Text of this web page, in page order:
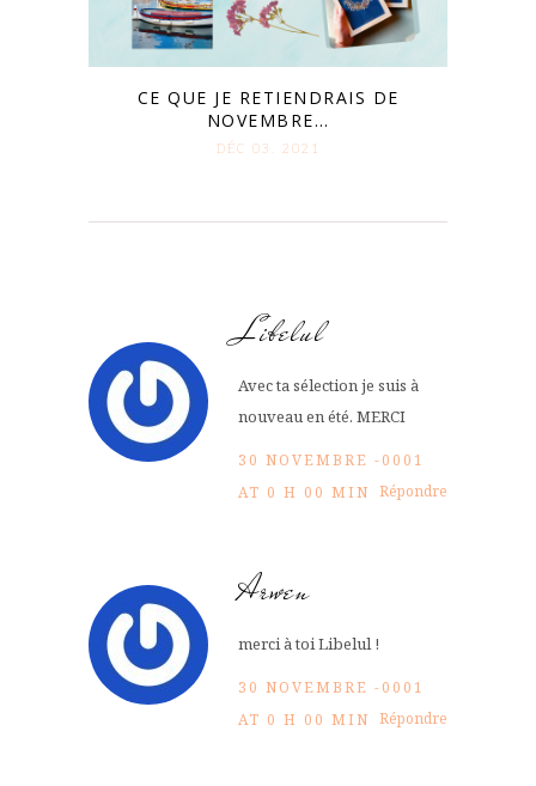
CE QUE JE RETIENDRAIS DE
NOVEMBRE…
DÉC 03. 2021
Libelul
Avec ta sélection je suis à
nouveau en été. MERCI
30 NOVEMBRE -0001
AT 0 H 00 MIN Répondre
Arwen
merci à toi Libelul !
30 NOVEMBRE -0001
AT 0 H 00 MIN Répondre